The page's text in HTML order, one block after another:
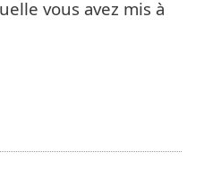
vous avez mis à